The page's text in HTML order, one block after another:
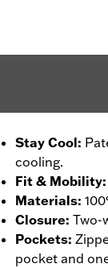
Stay Cool:
cooling.
Fit & Mobility:
Materials:
Closure: Two-
Pockets:
pocket and